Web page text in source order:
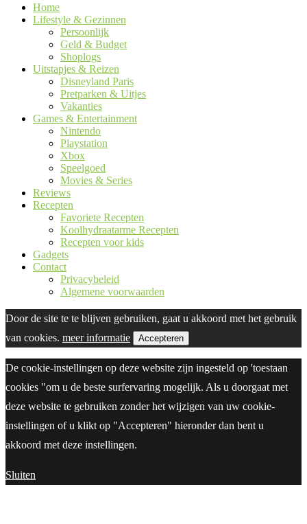
Home
Lifestyle & Gezinnen
Persoonlijk
Geld & Budget
Shoplogs
Uitstapjes & Reizen
Disneyland Paris
Pretparken & Uitjes
Vakanties
Games & Entertainment
Nintendo
Playstation
Xbox
Speelgoed
Movies & Series
Reviews
Recepten
Favoriete Recepten
Koolhydraatarme Recepten
Recepten voor kids
Gadgets
Contact
Privacybeleid
Algemene voorwaarden
Door de site te te blijven gebruiken, gaat u akkoord met het gebruik
van cookies. meer informatie Accepteren
De cookie-instellingen op deze website zijn ingesteld op 'toestaan
cookies "om u de beste surfervaring mogelijk. Als u doorgaat met
deze website te gebruiken zonder het wijzigen van uw cookie-
instellingen of u klikt op "Accepteren" hieronder dan bent u
akkoord met deze instellingen.
Sluiten